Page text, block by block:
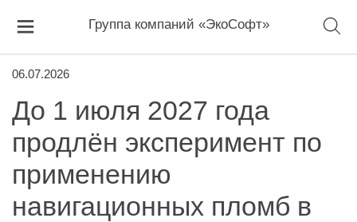
Группа компаний «ЭкоСофт»
06.07.2026
До 1 июля 2027 года
продлён эксперимент по
применению
навигационных пломб в